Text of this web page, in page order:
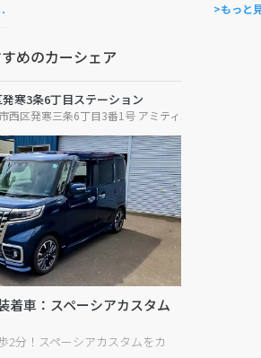
グセンター >もっと
めのカーシェア
寒3条6丁目ステーション
西区発寒三条6丁目3番1号 アミティエ
着車：スペーシアカスタム
2分！スペーシアカスタムをカ